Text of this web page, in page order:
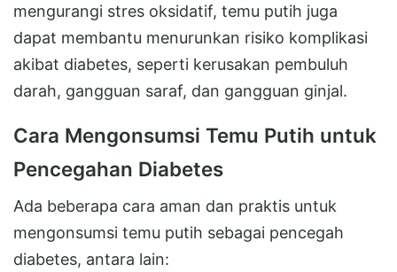
mengurangi stres oksidatif, temu putih juga
dapat membantu menurunkan risiko komplikasi
akibat diabetes, seperti kerusakan pembuluh
darah, gangguan saraf, dan gangguan ginjal.
Cara Mengonsumsi Temu Putih untuk
Pencegahan Diabetes
Ada beberapa cara aman dan praktis untuk
mengonsumsi temu putih sebagai pencegah
diabetes, antara lain: